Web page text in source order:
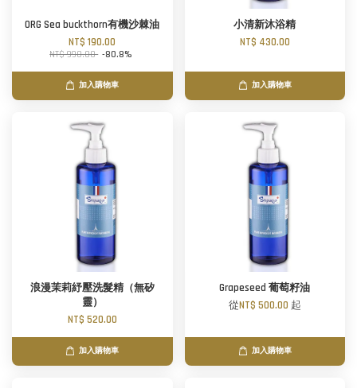
ORG Sea buckthorn有機沙棘油
NT$ 190.00
NT$ 990.00 -80.8%
加入購物車
小清新沐浴精
NT$ 430.00
加入購物車
浪漫茉莉紓壓洗髮精（無矽
靈）
NT$ 520.00
加入購物車
Grapeseed 葡萄籽油
從NT$ 500.00 起
加入購物車